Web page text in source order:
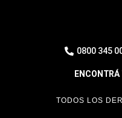
0800 345
TODOS LOS